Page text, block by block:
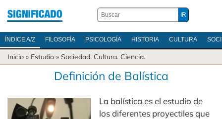
ÍNDICE A/Z FILOSOFÍA PSICOLOGÍA HISTORIA CULTURA
Inicio » Estudio » Sociedad. Cultura. Ciencia.
Definición de Balística
La balística es el estudio de
los diferentes proyectiles que